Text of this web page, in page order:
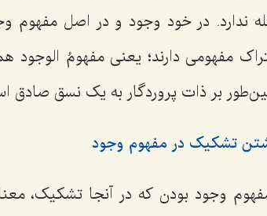
ندارد. در خود وجود و در اصل
مفهومى دارند؛ یعنىمفهومُ الوجود
بر ذات پروردگار به یک نسق صادق
تشکیک در مفهوم وجود
وجود بودن که در آنجا تشکیک،